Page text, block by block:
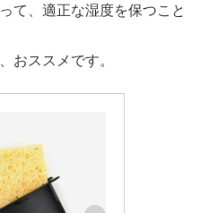
て、適正な湿度を保つこと
おススメです。